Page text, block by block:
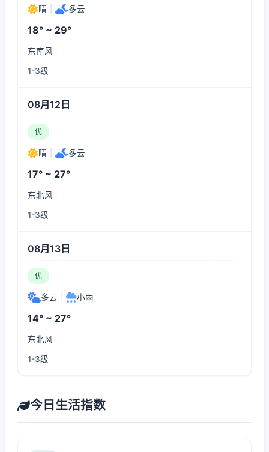
晴 多云
18° ~ 29°
东南风
1-3级
08月12日
优
晴 多云
17° ~ 27°
东北风
1-3级
08月13日
优
多云 小雨
14° ~ 27°
东北风
1-3级
今日生活指数